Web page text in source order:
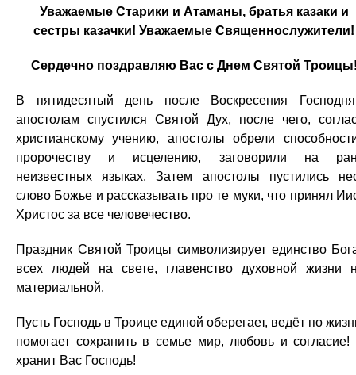
Уважаемые Старики и Атаманы, братья казаки и
сестры казачки! Уважаемые Священнослужители!
Сердечно поздравляю Вас с Днем Святой
В пятидесятый день после Воскресения
апостолам спустился Святой Дух, после чего,
христианскому учению, апостолы обрели
пророчеству и исцелению, заговорили на
неизвестных языках. Затем апостолы пустились
слово Божье и рассказывать про те муки, что принял
Христос за все человечество.
Праздник Святой Троицы символизирует единство
всех людей на свете, главенство духовной жизни
материальной.
Пусть Господь в Троице единой оберегает, ведёт по
помогает сохранить в семье мир, любовь и согласие!
хранит Вас Господь!